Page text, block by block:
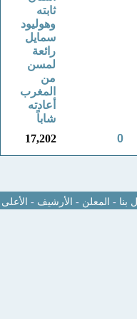
ثابته
وهوليود
سمايل
رائعة
لمسن
من
المغرب
أعادته
شاباً
0
17,202
بنا - المعلن - الأرشيف - الأعلى